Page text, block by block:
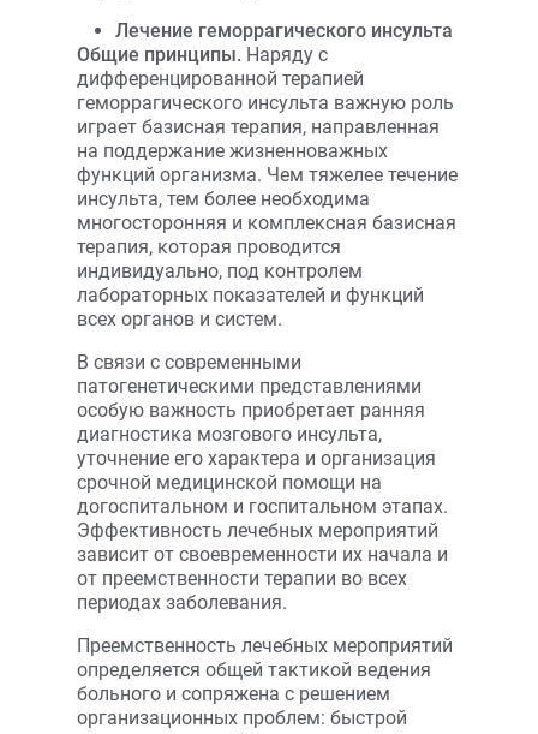
Лечение геморрагического инсульта
Общие принципы. Наряду с
дифференцированной терапией
геморрагического инсульта важную роль
играет базисная терапия, направленная
на поддержание жизненноважных
функций организма. Чем тяжелее течение
инсульта, тем более необходима
многосторонняя и комплексная базисная
терапия, которая проводится
индивидуально, под контролем
лабораторных показателей и функций
всех органов и систем.
В связи с современными
патогенетическими представлениями
особую важность приобретает ранняя
диагностика мозгового инсульта,
уточнение его характера и организация
срочной медицинской помощи на
догоспитальном и госпитальном этапах.
Эффективность лечебных мероприятий
зависит от своевременности их начала и
от преемственности терапии во всех
периодах заболевания.
Преемственность лечебных мероприятий
определяется общей тактикой ведения
больного и сопряжена с решением
организационных проблем: быстрой